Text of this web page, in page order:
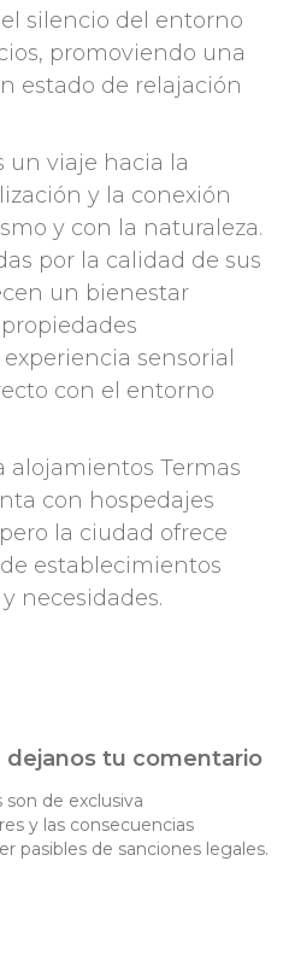
silencio del entorno
promoviendo una
estado de relajación
un viaje hacia la
y la conexión
y con la naturaleza.
por la calidad de sus
un bienestar
sensorial
con el entorno
alojamientos Termas
con hospedajes
la ciudad ofrece
establecimientos
necesidades.
dejanos tu comentario
de exclusiva
y las consecuencias
pasibles de sanciones legales.